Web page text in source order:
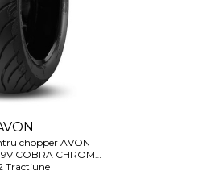
chopper AVON
COBRA CHROME
Tractiune